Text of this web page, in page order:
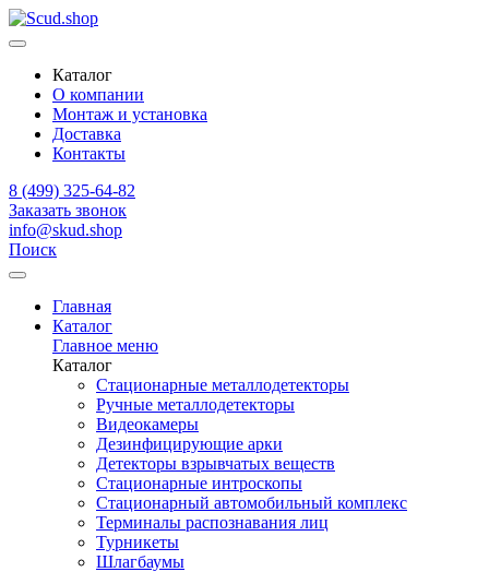
Каталог
О компании
Монтаж и установка
Доставка
Контакты
8 (499) 325-64-82
Заказать звонок
info@skud.shop
Поиск
Главная
Каталог
Главное меню
Каталог
Стационарные металлодетекторы
Ручные металлодетекторы
Видеокамеры
Дезинфицирующие арки
Детекторы взрывчатых веществ
Стационарные интроскопы
Стационарный автомобильный комплекс
Терминалы распознавания лиц
Турникеты
Шлагбаумы